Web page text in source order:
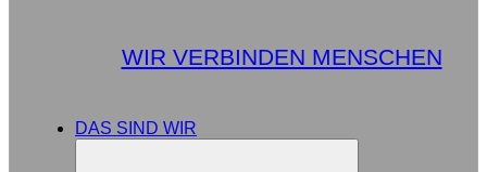
WIR VERBINDEN MENSCHEN
DAS SIND WIR